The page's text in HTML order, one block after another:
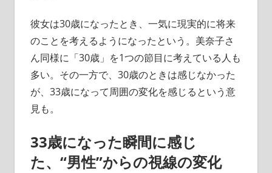
彼女は30歳になったとき、一気に現実的に将来
のことを考えるようになったという。美奈子さ
ん同様に「30歳」を1つの節目に考えている人も
多い。その一方で、30歳のときは感じなかった
が、33歳になって周囲の変化を感じるという意
見も。
33歳になった瞬間に感じ
た、“男性”からの視線の変化